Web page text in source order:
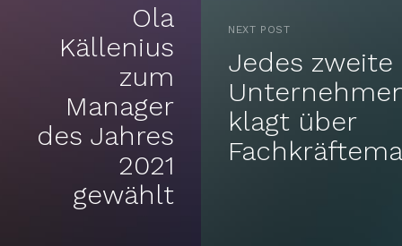
Ola
Källenius
zum
Manager
des Jahres
2021
gewählt
NEXT POST
Jedes zweite
klagt über